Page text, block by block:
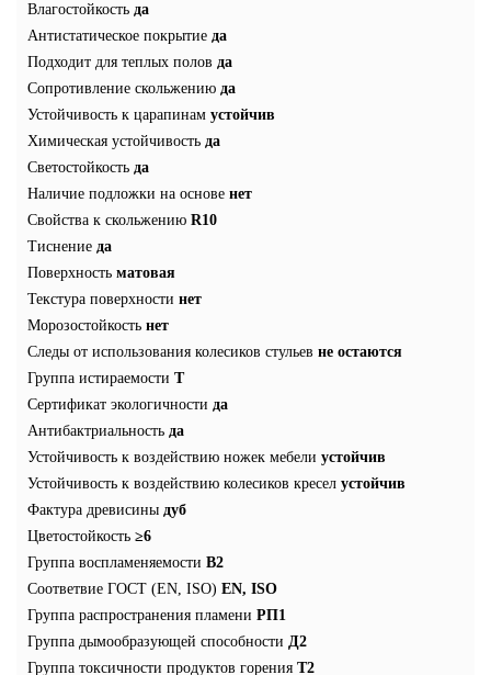
Влагостойкость да
Антистатическое покрытие да
Подходит для теплых полов да
Сопротивление скольжению да
Устойчивость к царапинам устойчив
Химическая устойчивость да
Светостойкость да
Наличие подложки на основе нет
Свойства к скольжению R10
Тиснение да
Поверхность матовая
Текстура поверхности нет
Морозостойкость нет
Следы от использования колесиков стульев не остаются
Группа истираемости T
Сертификат экологичности да
Антибактриальность да
Устойчивость к воздействию ножек мебели устойчив
Устойчивость к воздействию колесиков кресел устойчив
Фактура древисины дуб
Цветостойкость ≥6
Группа воспламеняемости В2
Соответвие ГОСТ (EN, ISO) EN, ISO
Группа распространения пламени РП1
Группа дымообразующей способности Д2
Группа токсичности продуктов горения Т2